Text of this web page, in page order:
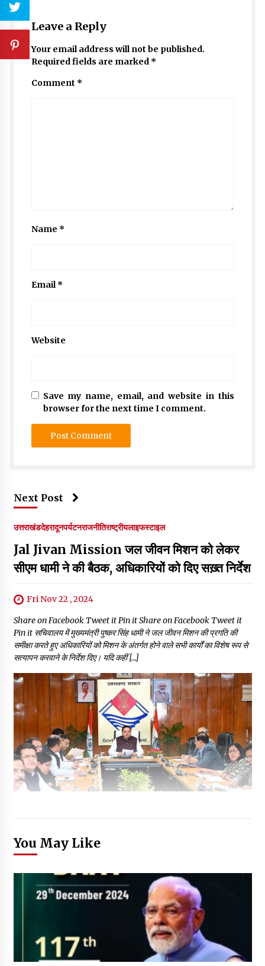
Leave a Reply
Your email address will not be published.
Required fields are marked *
Comment *
Name *
Email*
Website
Save my name, email, and website in this
browser for the next time I comment.
Next Post
उत्तराखंडदेहरादूनपर्यटनराजनीतिराष्ट्रीयलाइफस्टाइल
Jal Jivan Mission जल जीवन मिशन को लेकर
सीएम धामी ने की बैठक, अधिकारियों को दिए सख़्त निर्देश
Fri Nov 22 , 2024
Share on Facebook Tweet it Pin it Share on Facebook Tweet it
Pin it सचिवालय में मुख्यमंत्री पुष्कर सिंह धामी ने जल जीवन मिशन की प्रगति की
समीक्षा करते हुए अधिकारियों को मिशन के अंतर्गत होने वाले सभी कार्यों का विशेष रूप से
सत्यापन करवाने के निर्देश दिए। यदि कहीं […]
You May Like